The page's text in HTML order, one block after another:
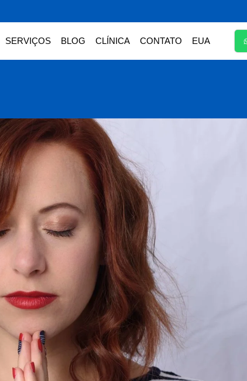
SERVIÇOS BLOG CLÍNICA CONTATO EUA